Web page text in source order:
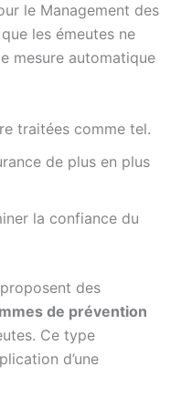
le Management des
les émeutes ne
mesure automatique
traitées comme tel.
de plus en plus
la confiance du
des
de prévention
Ce type
d’une